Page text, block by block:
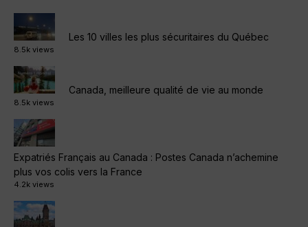
Les 10 villes les plus sécuritaires du Québec
8.5k views
Canada, meilleure qualité de vie au monde
8.5k views
Expatriés Français au Canada : Postes Canada n’achemine
plus vos colis vers la France
4.2k views